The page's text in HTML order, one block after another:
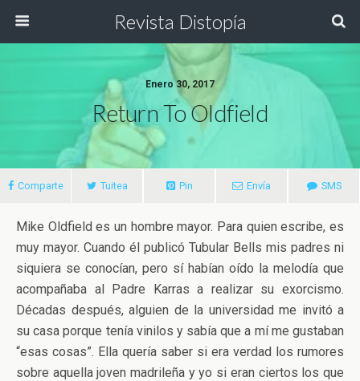
Revista Distopía
Enero 30, 2017
Return To Oldfield
Comparte Tuitea Pin Envía SMS
Mike Oldfield es un hombre mayor. Para quien escribe, es
muy mayor. Cuando él publicó Tubular Bells mis padres ni
siquiera se conocían, pero sí habían oído la melodía que
acompañaba al Padre Karras a realizar su exorcismo.
Décadas después, alguien de la universidad me invitó a
su casa porque tenía vinilos y sabía que a mí me gustaban
“esas cosas”. Ella quería saber si era verdad los rumores
sobre aquella joven madrileña y yo si eran ciertos los que